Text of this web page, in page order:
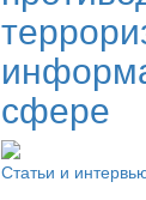
сфере
Статьи и